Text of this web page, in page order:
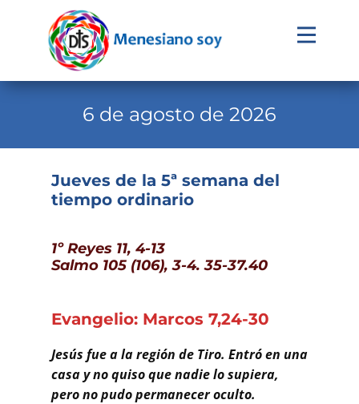
Evangelio
Institucional
Pastoral Vocacional
Contacto
Buscar
6 de agosto de 2026
Jueves de la 5ª semana del
tiempo ordinario
1º Reyes 11, 4-13
Salmo 105 (106), 3-4. 35-37.40
Evangelio: Marcos 7,24-30
Jesús fue a la región de Tiro. Entró en una
casa y no quiso que nadie lo supiera,
pero no pudo permanecer oculto.